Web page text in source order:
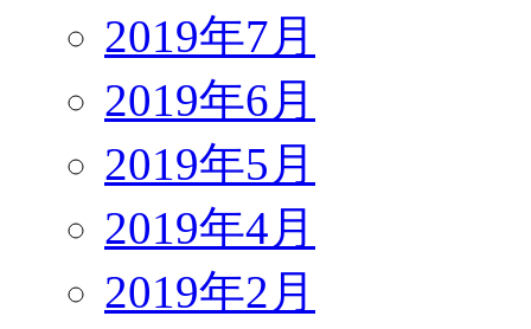
2019年7月
2019年6月
2019年5月
2019年4月
2019年2月